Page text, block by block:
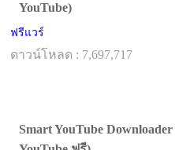
YouTube)
ฟรีแวร์
ดาวน์โหลด : 7,697,717
Smart YouTube